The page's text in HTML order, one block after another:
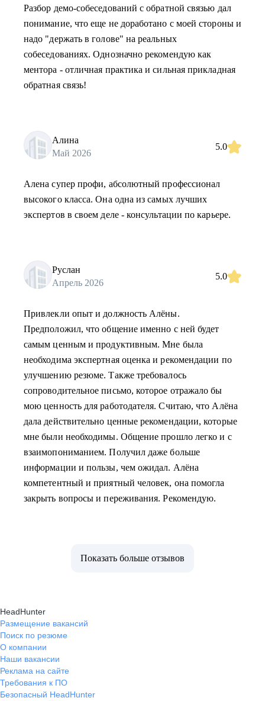
Разбор демо-собеседований с обратной связью дал
понимание, что еще не доработано с моей стороны и
надо "держать в голове" на реальных
собеседованиях. Однозначно рекомендую как
ментора - отличная практика и сильная прикладная
обратная связь!
Алина
Май 2026
5.0
Алена супер профи, абсолютный профессионал
высокого класса. Она одна из самых лучших
экспертов в своем деле - консультации по карьере.
Руслан
Апрель 2026
5.0
Привлекли опыт и должность Алёны.
Предположил, что общение именно с ней будет
самым ценным и продуктивным. Мне была
необходима экспертная оценка и рекомендации по
улучшению резюме. Также требовалось
сопроводительное письмо, которое отражало бы
мою ценность для работодателя. Считаю, что Алёна
дала действительно ценные рекомендации, которые
мне были необходимы. Общение прошло легко и с
взаимопониманием. Получил даже больше
информации и пользы, чем ожидал. Алёна
компетентный и приятный человек, она помогла
закрыть вопросы и переживания. Рекомендую.
Показать больше отзывов
HeadHunter
Размещение вакансий
Поиск по резюме
О компании
Наши вакансии
Реклама на сайте
Требования к ПО
Безопасный HeadHunter